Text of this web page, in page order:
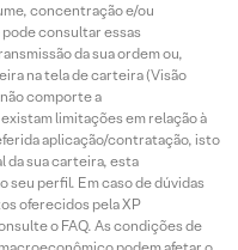
concentração e/ou
pode consultar essas
da sua ordem ou,
na tela de carteira (Visão
comporte a
limitações em relação à
aplicação/contratação, isto
da sua carteira, esta
seu perfil. Em caso de dúvidas
oferecidos pela XP
o FAQ. As condições de